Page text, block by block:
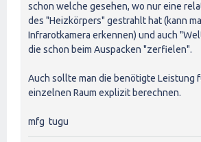
schon welche gesehen, wo nur eine
des "Heizkörpers" gestrahlt hat (kann
Infrarotkamera erkennen) und auch
die schon beim Auspacken "zerfielen".
Auch sollte man die benötigte Leistung
einzelnen Raum explizit berechnen.
mfg tugu